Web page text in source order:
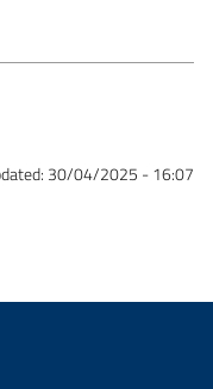
30/04/2025 - 16:07